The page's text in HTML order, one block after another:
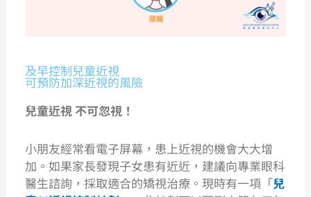
及早控制兒童近視
可預防加深近視的風險
兒童近視 不可忽視！
小朋友經常看電子屏幕，患上近視的機會大大增
加。如果家長發現子女患有近近，建議向專業眼科
醫生諮詢，採取適合的矯視治療。現時有一項「兒